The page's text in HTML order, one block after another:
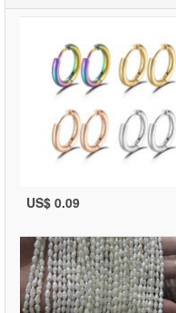
US$ 0.09